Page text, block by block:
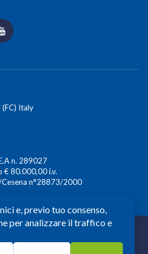
(FC) Italy
n. 289027
€ 80.000,00 i.v.
Cesena n°28873/2000
s.r.l. - All Rights Reserved
soggetta alla Direzione e
e, previo tuo consenso,
per analizzare il traffico e